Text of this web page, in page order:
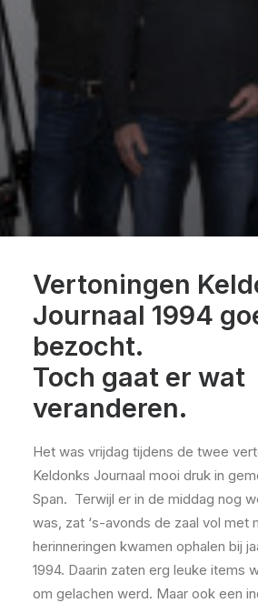
Vertoningen
Journaal 1994
bezocht.
Toch gaat er wat
veranderen.
Het was vrijdag tijdens de twee
Keldonks Journaal mooi druk in
Span. Terwijl er in de middag nog
was, zat ‘s-avonds de zaal vol met
herinneringen kwamen ophalen bij
1994. Daarin zaten erg leuke items
om gelachen werd. Maar ook een